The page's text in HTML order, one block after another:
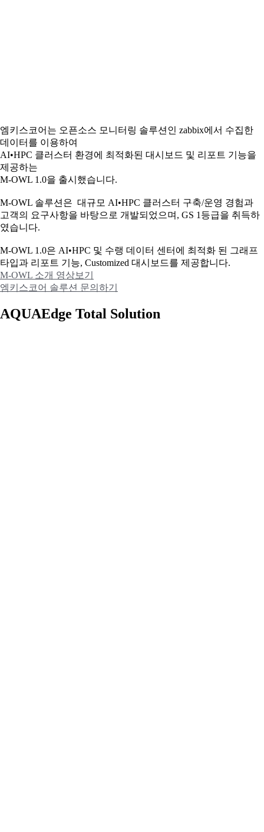
엠키스코어는 오픈소스 모니터링 솔루션인 zabbix에서 수집한
데이터를 이용하여
AI•HPC 클러스터 환경에 최적화된 대시보드 및 리포트 기능을
제공하는
M-OWL 1.0을 출시했습니다.
M-OWL 솔루션은 대규모 AI•HPC 클러스터 구축/운영 경험과
고객의 요구사항을 바탕으로 개발되었으며, GS 1등급을 취득하
였습니다.
M-OWL 1.0은 AI•HPC 및 수랭 데이터 센터에 최적화 된 그래프
타입과 리포트 기능, Customized 대시보드를 제공합니다.
M-OWL 소개 영상보기
엠키스코어 솔루션 문의하기
AQUAEdge Total Solution